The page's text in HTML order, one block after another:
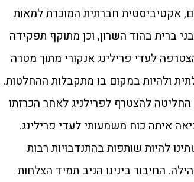
אם לארבעה ילדים, אקטיביסטית חברתית המוכרת למאות
ברית בהוד השרון, וכן מתוקף תפקידה
לעדי פרילינג אנקורי מתוך מטרה
ולהיות במקום בו מתקבלות ההחלטות.
להצטרף לפרילניג לאחר הכרזתו
איתה כוח משמעותי לעדי פרילינג.
להיות שותפות בהתנדבויות רבות
החיבור בינינו הניב תמיד הצלחות